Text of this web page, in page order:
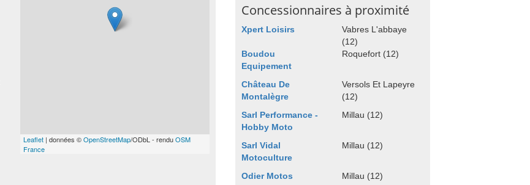
Leaflet | données ©OpenStreetMap/ODbL - renduOSM
France
Concessionnaires à proximité
Xpert Loisirs
Vabres L'abbaye
(12)
Boudou
Equipement
Roquefort (12)
Château De
Montalègre
Versols Et Lapeyre
(12)
Sarl Performance -
Hobby Moto
Millau (12)
Sarl Vidal
Motoculture
Millau (12)
Odier Motos
Millau (12)